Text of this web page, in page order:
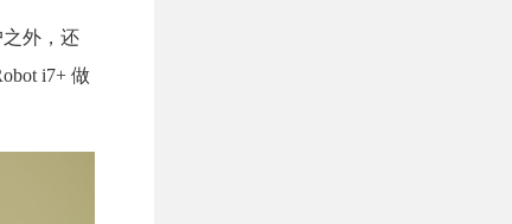
外，还
i7+ 做